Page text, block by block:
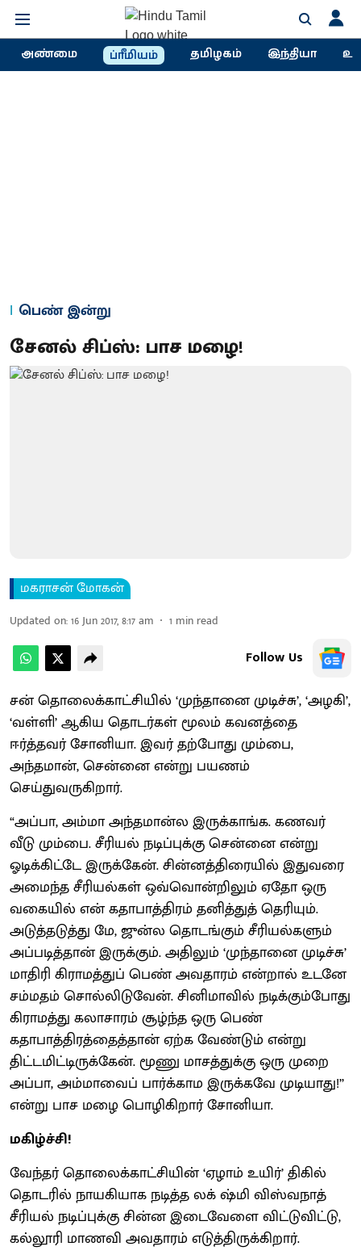
அண்மை ப்ரீமியம் தமிழகம் இந்தியா
பெண் இன்று
சேனல் சிப்ஸ்: பாச மழை!
மகராசன் மோகன்
Updated on:16 Jun 2017, 8:17 am 1 min read
Follow Us
சன் தொலைக்காட்சியில் ‘முந்தானை முடிச்சு’, ‘அழகி’,
‘வள்ளி’ ஆகிய தொடர்கள் மூலம் கவனத்தை
ஈர்த்தவர் சோனியா. இவர் தற்போது மும்பை,
அந்தமான், சென்னை என்று பயணம்
செய்துவருகிறார்.
“அப்பா, அம்மா அந்தமான்ல இருக்காங்க. கணவர்
வீடு மும்பை. சீரியல் நடிப்புக்கு சென்னை என்று
ஓடிக்கிட்டே இருக்கேன். சின்னத்திரையில் இதுவரை
அமைந்த சீரியல்கள் ஒவ்வொன்றிலும் ஏதோ ஒரு
வகையில் என் கதாபாத்திரம் தனித்துத் தெரியும்.
அடுத்தடுத்து மே, ஜுன்ல தொடங்கும் சீரியல்களும்
அப்படித்தான் இருக்கும். அதிலும் ‘முந்தானை முடிச்சு’
மாதிரி கிராமத்துப் பெண் அவதாரம் என்றால் உடனே
சம்மதம் சொல்லிடுவேன். சினிமாவில் நடிக்கும்போது
கிராமத்து கலாசாரம் சூழ்ந்த ஒரு பெண்
கதாபாத்திரத்தைத்தான் ஏற்க வேண்டும் என்று
திட்டமிட்டிருக்கேன். மூணு மாசத்துக்கு ஒரு முறை
அப்பா, அம்மாவைப் பார்க்காம இருக்கவே முடியாது!’’
என்று பாச மழை பொழிகிறார் சோனியா.
மகிழ்ச்சி!
வேந்தர் தொலைக்காட்சியின் ‘ஏழாம் உயிர்’ திகில்
தொடரில் நாயகியாக நடித்த லக் ஷ்மி விஸ்வநாத்
சீரியல் நடிப்புக்கு சின்ன இடைவேளை விட்டுவிட்டு,
கல்லூரி மாணவி அவதாரம் எடுத்திருக்கிறார்.